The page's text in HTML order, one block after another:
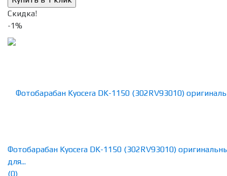
Скидка!
-1%
Фотобарабан Kyocera DK-1150 (302RV93010)
для...
(0)